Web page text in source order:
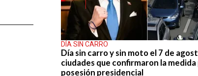
DÍA SIN CARRO
Día sin carro y sin moto el 7 de
ciudades que confirmaron la medida
posesión presidencial